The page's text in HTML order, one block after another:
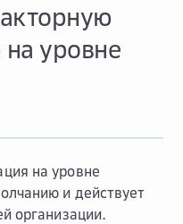
уровне
на уровне
и действует
организации.